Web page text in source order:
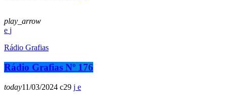
play_arrow
Rádio Grafias
Rádio Grafias Nº 176
today11/03/2024 29